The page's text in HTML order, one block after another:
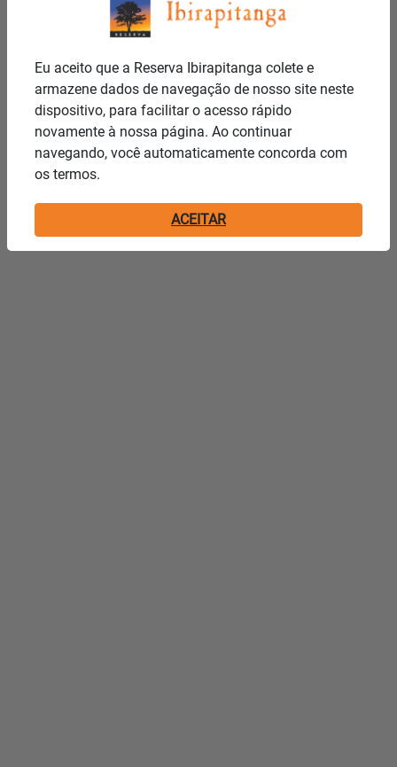
Eu aceito que a Reserva Ibirapitanga colete e
armazene dados de navegação de nosso site neste
dispositivo, para facilitar o acesso rápido
novamente à nossa página. Ao continuar
navegando, você automaticamente concorda com
os termos.
ACEITAR